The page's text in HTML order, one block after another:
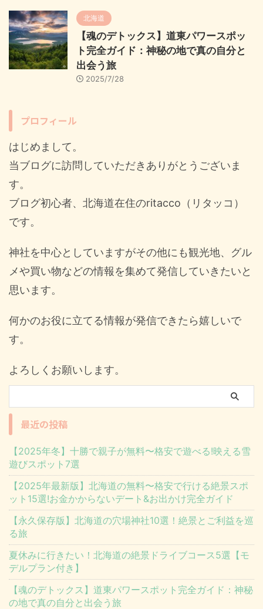
北海道
【魂のデトックス】道東パワースポッ
ト完全ガイド：神秘の地で真の自分と
出会う旅
2025/7/28
プロフィール
はじめまして。
当ブログに訪問していただきありがとうございま
す。
ブログ初心者、北海道在住のritacco（リタッコ）
です。
神社を中心としていますがその他にも観光地、グル
メや買い物などの情報を集めて発信していきたいと
思います。
何かのお役に立てる情報が発信できたら嬉しいで
す。
よろしくお願いします。
最近の投稿
【2025年冬】十勝で親子が無料〜格安で遊べる!映える雪
遊びスポット7選
【2025年最新版】北海道の無料〜格安で行ける絶景スポ
ット15選!お金かからないデート&お出かけ完全ガイド
【永久保存版】北海道の穴場神社10選！絶景とご利益を巡
る旅
夏休みに行きたい！北海道の絶景ドライブコース5選【モ
デルプラン付き】
【魂のデトックス】道東パワースポット完全ガイド：神秘
の地で真の自分と出会う旅